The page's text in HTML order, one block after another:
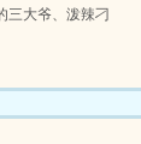
三大爷、泼辣刁
锤炼匠心。他在